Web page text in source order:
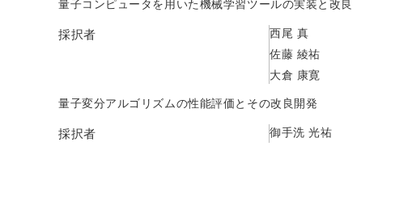
量子コンピュータを用いた機械学習ツールの実装と改良
採択者
西尾 真
佐藤 綾祐
大倉 康寛
量子変分アルゴリズムの性能評価とその改良開発
採択者 御手洗 光祐